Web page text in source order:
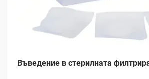
Въведение в стерилната